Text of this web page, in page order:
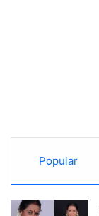
Popular